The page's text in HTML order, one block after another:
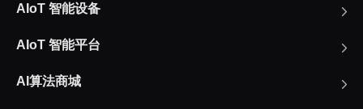
AIoT 智能设备
AIoT 智能平台
AI算法商城